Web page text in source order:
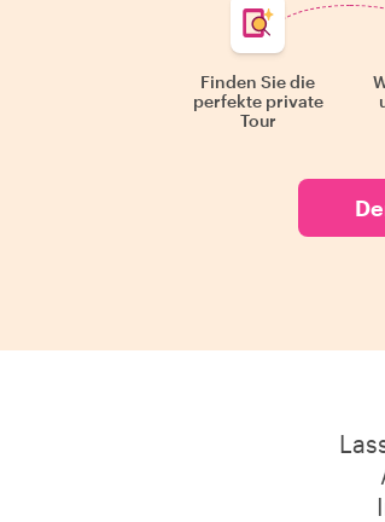
Finden Sie die
perfekte private
Tour